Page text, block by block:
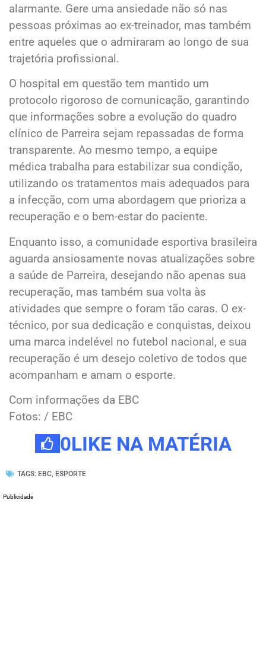
alarmante. Gere uma ansiedade não só nas
pessoas próximas ao ex-treinador, mas também
entre aqueles que o admiraram ao longo de sua
trajetória profissional.
O hospital em questão tem mantido um
protocolo rigoroso de comunicação, garantindo
que informações sobre a evolução do quadro
clínico de Parreira sejam repassadas de forma
transparente. Ao mesmo tempo, a equipe
médica trabalha para estabilizar sua condição,
utilizando os tratamentos mais adequados para
a infecção, com uma abordagem que prioriza a
recuperação e o bem-estar do paciente.
Enquanto isso, a comunidade esportiva brasileira
aguarda ansiosamente novas atualizações sobre
a saúde de Parreira, desejando não apenas sua
recuperação, mas também sua volta às
atividades que sempre o foram tão caras. O ex-
técnico, por sua dedicação e conquistas, deixou
uma marca indelével no futebol nacional, e sua
recuperação é um desejo coletivo de todos que
acompanham e amam o esporte.
Com informações da EBC
Fotos: / EBC
0LIKE NA MATÉRIA
TAGS: EBC ESPORTE
Publicidade